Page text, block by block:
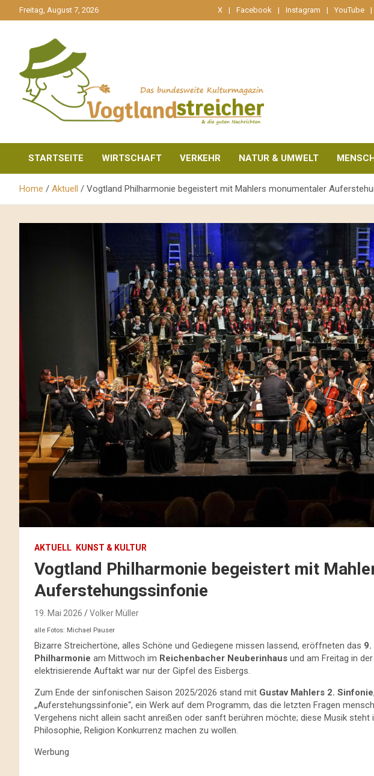
zum
Freitag, August 7, 2026 X Facebook Instagram YouTube
Vogtlandstreicher
STARTSEITE WIRTSCHAFT VERKEHR NATUR & UMWELT
Home Aktuell Vogtland Philharmonie begeistert mit Mahlers monumentaler
AKTUELL KUNST & KULTUR
Vogtland Philharmonie begeistert mit
Auferstehungssinfonie
19. Mai 2026 Volker Müller
alle Fotos: Michael Pauser
Bizarre Streichertöne, alles Schöne und Gediegene missen lassend, eröffneten das
Philharmonie am Mittwoch im Reichenbacher Neuberinhaus und am Freitag in der
elektrisierende Auftakt war nur der Gipfel des Eisbergs.
Zum Ende der sinfonischen Saison 2025/2026 stand mit Gustav Mahlers 2. Sinfonie
„Auferstehungssinfonie“, ein Werk auf dem Programm, das die letzten Fragen
Vergehens nicht allein sacht anreißen oder sanft berühren möchte; diese Musik steht
Philosophie, Religion Konkurrenz machen zu wollen.
Werbung